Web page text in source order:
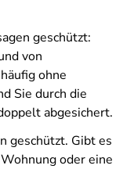
geschützt:
von
ohne
Sie durch die
abgesichert.
geschützt. Gibt es
oder eine